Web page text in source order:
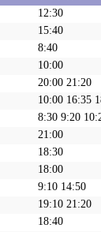
12:30
15:40
8:40
10:00
20:00 21:20
10:00 16:35
8:30 9:20
21:00
18:30
18:00
9:10 14:50
19:10 21:20
18:40